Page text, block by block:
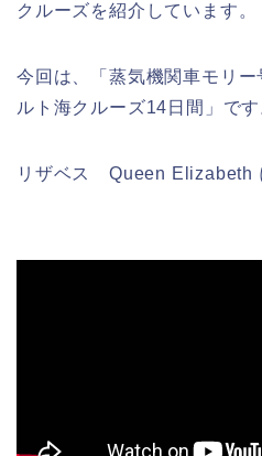
クルーズを紹介しています。
今回は、「蒸気機関車モリ
ルト海クルーズ14日間」です
リザベス Queen Elizabeth